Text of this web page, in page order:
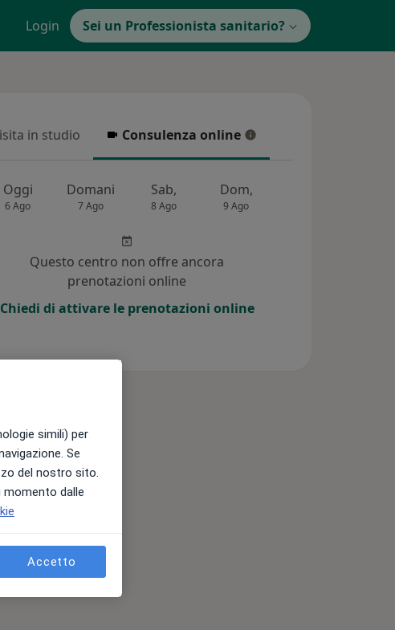
Login Sei un Professionista sanitario?
(50)
in studio
in studio Consulenza online
Consulenza online
Oggi
6 Ago
Domani
7 Ago
Sab,
8 Ago
Dom,
9 Ago
Questo centro non offre ancora
prenotazioni online
Chiedi di attivare le prenotazioni online
simili) per
Se
del nostro sito.
momento dalle
Accetto